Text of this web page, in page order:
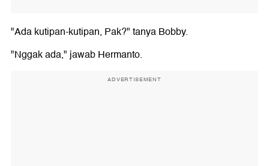
"Ada kutipan-kutipan, Pak?" tanya Bobby.
"Nggak ada," jawab Hermanto.
ADVERTISEMENT